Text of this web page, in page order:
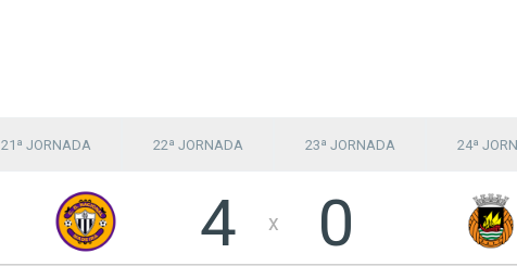
21ª JORNADA 22ª JORNADA 23ª JORNADA 24ª
4 x 0